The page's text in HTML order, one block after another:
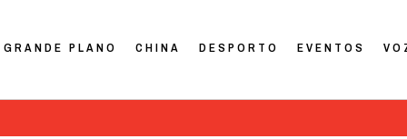
GRANDE PLANO CHINA DESPORTO EVENTOS